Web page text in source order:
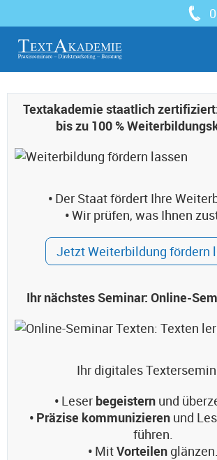
Textakademie staatlich
bis zu 100 %
• Der Staat fördert Ihre
•Wir prüfen, was Ihnen
Jetzt Weiterbildung fördern
Ihr nächstes Seminar: Online-
Ihr digitales
• Leser begeistern und
• Präzise kommunizieren und
führen.
• MitVorteilen glänzen.